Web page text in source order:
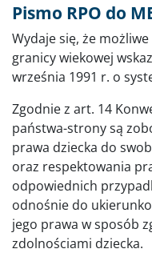
Pismo RPO do
Wydaje się, że
granicy wiekowej
września 1991 r. o
Zgodnie z art. 14
państwa-strony są
prawa dziecka do
oraz respektowania
odpowiednich
odnośnie do
jego prawa w sposób
zdolnościami dziecka.